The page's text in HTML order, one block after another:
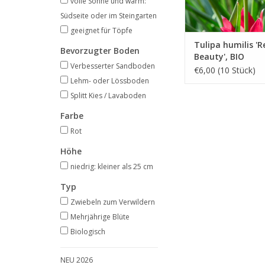
Südseite oder im Steingarten
geeignet für Töpfe
Bevorzugter Boden
Verbesserter Sandboden
Lehm- oder Lössboden
Splitt Kies / Lavaboden
Farbe
Rot
Höhe
niedrig: kleiner als 25 cm
Typ
Zwiebeln zum Verwildern
Mehrjährige Blüte
Biologisch
NEU 2026
Tulipa humilis
Beauty', BIO
€6,00 (10 Stück)